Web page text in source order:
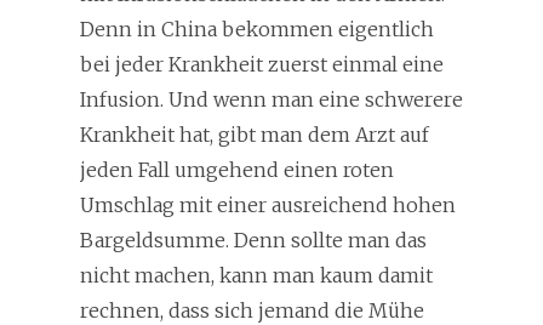
Denn in China bekommen eigentlich
bei jeder Krankheit zuerst einmal eine
Infusion. Und wenn man eine schwerere
Krankheit hat, gibt man dem Arzt auf
jeden Fall umgehend einen roten
Umschlag mit einer ausreichend hohen
Bargeldsumme. Denn sollte man das
nicht machen, kann man kaum damit
rechnen, dass sich jemand die Mühe